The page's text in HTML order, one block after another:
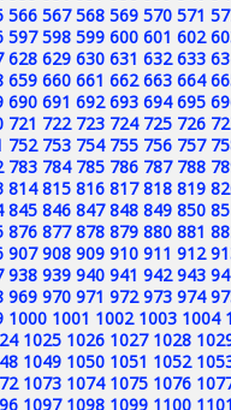
566 567 568 569 570 571
597 598 599 600 601 602
628 629 630 631 632 633
659 660 661 662 663 664
690 691 692 693 694 695
721 722 723 724 725 726
752 753 754 755 756 757
783 784 785 786 787 788
814 815 816 817 818 819
845 846 847 848 849 850
876 877 878 879 880 881
907 908 909 910 911 912
938 939 940 941 942 943
969 970 971 972 973 974
1000 1001 1002 1003 1004
1025 1026 1027 1028
1049 1050 1051 1052
1073 1074 1075 1076
1097 1098 1099 1100 1101